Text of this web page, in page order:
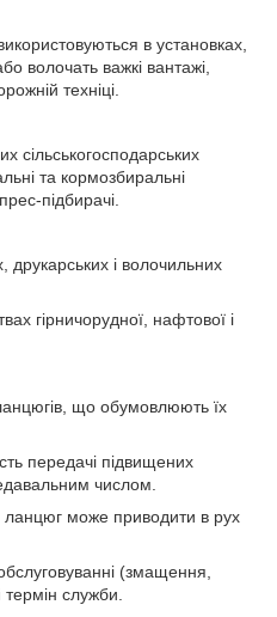
в установках,
волочать важкі вантажі,
техніці.
сільськогосподарських
та кормозбиральні
підбирачі.
друкарських і волочильних
гірничорудної, нафтової і
що обумовлюють їх
передачі підвищених
числом.
ланцюг може приводити в рух
(змащення,
служби.